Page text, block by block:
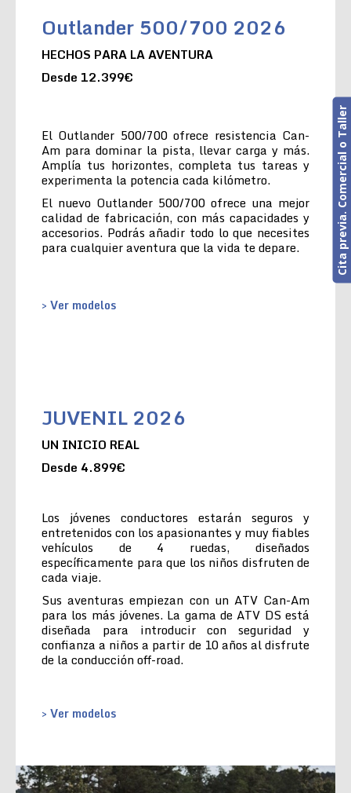
Outlander 500/700 2026
HECHOS PARA LA AVENTURA
Desde 12.399€
El Outlander 500/700 ofrece resistencia Can-
Am para dominar la pista, llevar carga y más.
Amplía tus horizontes, completa tus tareas y
experimenta la potencia cada kilómetro.
El nuevo Outlander 500/700 ofrece una mejor
calidad de fabricación, con más capacidades y
accesorios. Podrás añadir todo lo que necesites
para cualquier aventura que la vida te depare.
> Ver modelos
JUVENIL 2026
UN INICIO REAL
Desde 4.899€
Los jóvenes conductores estarán seguros y
entretenidos con los apasionantes y muy fiables
vehículos de 4 ruedas, diseñados
específicamente para que los niños disfruten de
cada viaje.
Sus aventuras empiezan con un ATV Can-Am
para los más jóvenes. La gama de ATV DS está
diseñada para introducir con seguridad y
confianza a niños a partir de 10 años al disfrute
de la conducción off-road.
> Ver modelos
Cita previa. Comercial o Taller